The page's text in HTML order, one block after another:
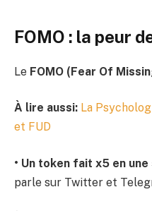
FOMO : la peur
Le FOMO (Fear Of
À lire aussi: La
et FUD
• Un token fait x5 en une
parle sur Twitter et